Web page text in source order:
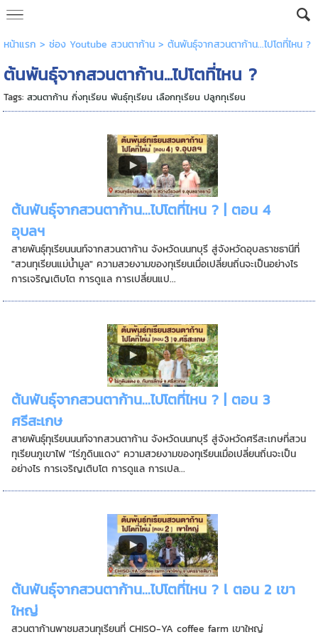
หน้าแรก > ช่อง Youtube สวนตาก้าน> ต้นพันธุ์จากสวนตาก้าน...ไปโตที่ไหน ?
ต้นพันธุ์จากสวนตาก้าน...ไปโตที่ไหน ?
Tags: สวนตาก้าน กิ่งทุเรียน พันธุ์ทุเรียน เลือกทุเรียน ปลูกทุเรียน
ต้นพันธุ์จากสวนตาก้าน...ไปโตที่ไหน ? | ตอน 4
อุบลฯ
สายพันธุ์ทุเรียนนนท์จากสวนตาก้าน จังหวัดนนทบุรี สู่จังหวัดอุบลราชธานีที่
"สวนทุเรียนแม่น้ำมูล" ความสวยงามของทุเรียนเมื่อเปลี่ยนถิ่นจะเป็นอย่างไร
การเจริญเติบโต การดูแล การเปลี่ยนแป...
ต้นพันธุ์จากสวนตาก้าน...ไปโตที่ไหน ? | ตอน 3
ศรีสะเกษ
สายพันธุ์ทุเรียนนนท์จากสวนตาก้าน จังหวัดนนทบุรี สู่จังหวัดศรีสะเกษที่สวน
ทุเรียนภูเขาไฟ "ไร่ภูดินแดง" ความสวยงามของทุเรียนเมื่อเปลี่ยนถิ่นจะเป็น
อย่างไร การเจริญเติบโต การดูแล การเปล...
ต้นพันธุ์จากสวนตาก้าน...ไปโตที่ไหน ? l ตอน 2 เขา
ใหญ่
สวนตาก้านพาชมสวนทุเรียนที่ CHISO-YA coffee farm เขาใหญ่